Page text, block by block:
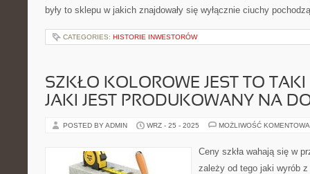
były to sklepu w jakich znajdowały się wyłącznie ciuchy
CATEGORIES: HISTORIE INWESTORÓW
SZKŁO KOLOROWE JEST TO
JAKI JEST PRODUKOWANY NA
POSTED BY ADMIN WRZ - 25 - 2025 MOŻLIWOŚĆ
Ceny szkła wahają się w
zależy od tego jaki wyrób